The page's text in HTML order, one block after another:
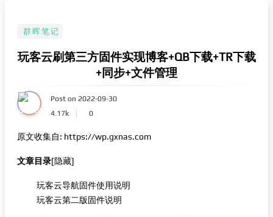
群晖笔记
玩客云刷第三方固件实现博客+QB下载+TR下载
+同步+文件管理
Post on 2022-09-30
4.17k
0
原文收集自: https://wp.gxnas.com
文章目录[隐藏]
玩客云导航固件使用说明
玩客云第二版固件说明